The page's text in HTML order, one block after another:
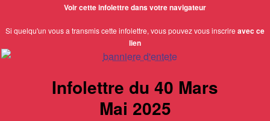
Voir cette infolettre dans votre navigateur
Si quelqu'un vous a transmis cette infolettre, vous pouvez vous inscrire avec ce
lien
Infolettre du 40 Mars
Mai 2025